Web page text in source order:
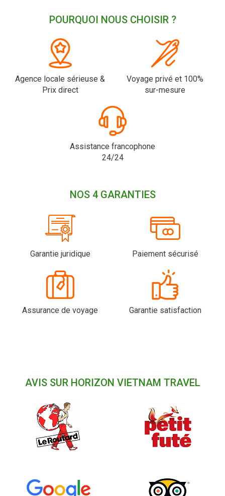
POURQUOI NOUS CHOISIR ?
Agence locale sérieuse &
Prix direct
Voyage privé et 100%
sur-mesure
Assistance francophone
24/24
NOS 4 GARANTIES
Garantie juridique Paiement sécurisé
Assurance de voyage Garantie satisfaction
AVIS SUR HORIZON VIETNAM TRAVEL